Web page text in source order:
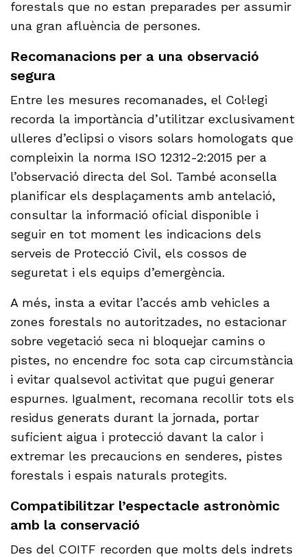
forestals que no estan preparades per assumir
una gran afluència de persones.
Recomanacions per a una observació
segura
Entre les mesures recomanades, el Col·legi
recorda la importància d’utilitzar exclusivament
ulleres d’eclipsi o visors solars homologats que
compleixin la norma ISO 12312-2:2015 per a
l’observació directa del Sol. També aconsella
planificar els desplaçaments amb antelació,
consultar la informació oficial disponible i
seguir en tot moment les indicacions dels
serveis de Protecció Civil, els cossos de
seguretat i els equips d’emergència.
A més, insta a evitar l’accés amb vehicles a
zones forestals no autoritzades, no estacionar
sobre vegetació seca ni bloquejar camins o
pistes, no encendre foc sota cap circumstància
i evitar qualsevol activitat que pugui generar
espurnes. Igualment, recomana recollir tots els
residus generats durant la jornada, portar
suficient aigua i protecció davant la calor i
extremar les precaucions en senderes, pistes
forestals i espais naturals protegits.
Compatibilitzar l’espectacle astronòmic
amb la conservació
Des del COITF recorden que molts dels indrets